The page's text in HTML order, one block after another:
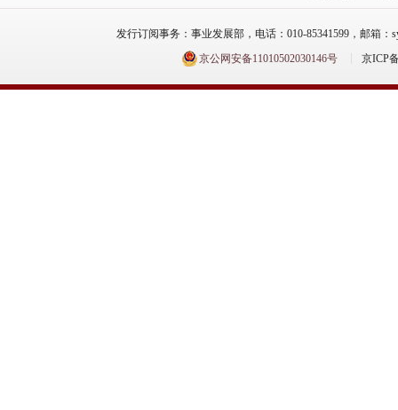
发行订阅事务：事业发展部，电话：010-85341599，邮箱：
京公网安备11010502030146号
京ICP